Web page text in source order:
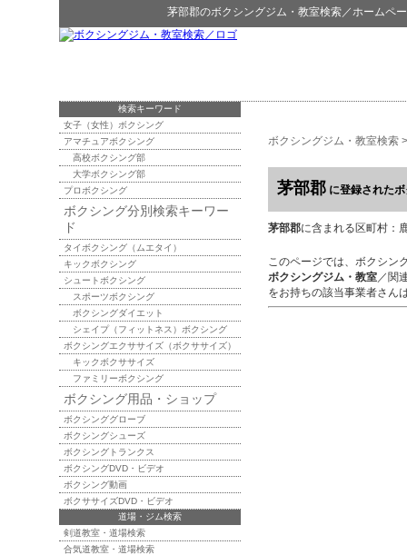
茅部郡のボクシングジム・教室検索／ホームペ
ボクシングジム・教室検索
茅部郡 に登録された
茅部郡に含まれる区町村：
このページでは、ボクシン
ボクシングジム・教室／関
をお持ちの該当事業者さん
検索キーワード
女子（女性）ボクシング
アマチュアボクシング
高校ボクシング部
大学ボクシング部
プロボクシング
ボクシング分別検索キーワー
ド
タイボクシング（ムエタイ）
キックボクシング
シュートボクシング
スポーツボクシング
ボクシングダイエット
シェイプ（フィットネス）ボクシング
ボクシングエクササイズ（ボクササイズ）
キックボクササイズ
ファミリーボクシング
ボクシング用品・ショップ
ボクシンググローブ
ボクシングシューズ
ボクシングトランクス
ボクシングDVD・ビデオ
ボクシング動画
ボクササイズDVD・ビデオ
道場・ジム検索
剣道教室・道場検索
合気道教室・道場検索